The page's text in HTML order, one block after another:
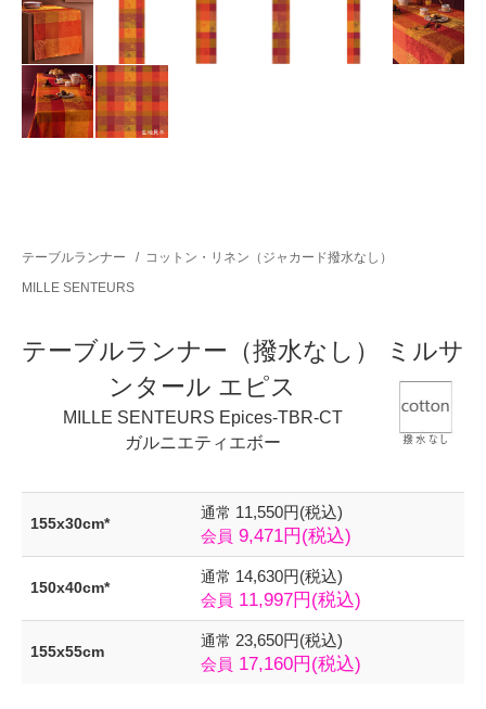
テーブルランナー / コットン・リネン（ジャカード撥水なし）
MILLE SENTEURS
テーブルランナー（撥水なし） ミルサ
ンタール エピス
MILLE SENTEURS Epices-TBR-CT
ガルニエティエボー
155x30cm*
通常 11,550円(税込)
会員 9,471円(税込)
150x40cm*
通常 14,630円(税込)
会員 11,997円(税込)
155x55cm
通常 23,650円(税込)
会員 17,160円(税込)